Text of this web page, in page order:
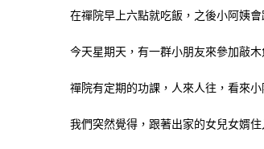
在禪院早上六點就吃飯，之後小阿姨
今天星期天，有一群小朋友來參加敲
禪院有定期的功課，人來人往，看來
我們突然覺得，跟著出家的女兒女婿